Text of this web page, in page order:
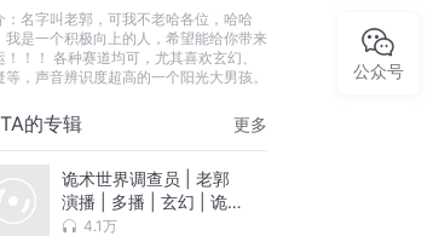
名字叫老郭，可我不老哈各位，哈哈
我是一个积极向上的人，希望能给你带来
！！！ 各种赛道均可，尤其喜欢玄幻、
等，声音辨识度超高的一个阳光大男孩。
TA的专辑 更多
诡术世界调查员 | 老郭
演播 | 多播 | 玄幻 | 诡
秘超凡世界 | 百家争鸣
4.1万
公众号